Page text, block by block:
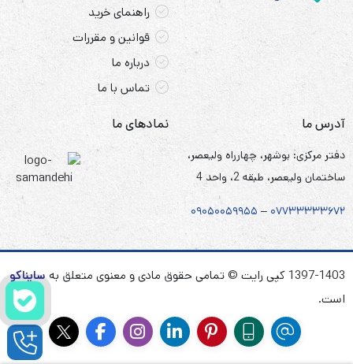
که الکترود مثبت آن از جنس نیکل اکسی هیدروکسید و الکترود
منفی آن از جنس آلیاژ جذب کننده هیدروژن استفاده شده
است.
راهنمای خرید
قوانین و مقررات
درباره ما
تماس با ما
آدرس ما
دفتر مرکزی: بوشهر، چهارراه ولیعصر،
ساختمان ولیعصر، طبقه 2، واحد 4
۰۷۷۳۳۳۳۳۶۷۲ – ۰۹۰۵۰۰۵۹۹۵۵
نمادهای ما
1397-1403 کپی رایت © تمامی حقوق مادی و معنوی متعلق به
سایناکو
است.